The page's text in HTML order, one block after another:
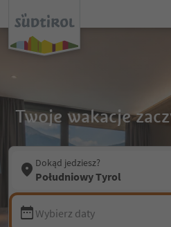
Twoje wakacje
Dokąd jedziesz?
Południowy Tyrol
Wybierz daty